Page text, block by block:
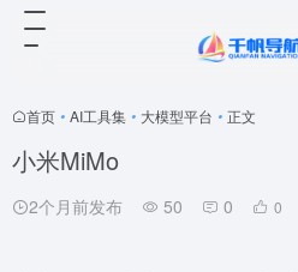
首页 • AI工具集 • 大模型平台 • 正文
小米MiMo
2个月前发布 50 0 0